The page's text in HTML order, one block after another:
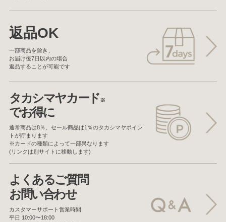
返品OK
一部商品を除き、
お届け後7日以内の場合
返品することが可能です
タカシマヤカード※
でお得に
通常商品は8％、セール商品は1％のタカシマヤポイン
トが貯まります
※カードの種類によって一部異なります
(リンクは別サイトに移動します)
よくあるご質問
お問い合わせ
カスタマーサポート営業時間
平日 10:00〜18:00